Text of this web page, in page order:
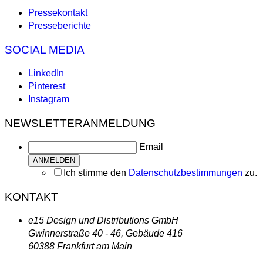
Pressekontakt
Presseberichte
SOCIAL MEDIA
LinkedIn
Pinterest
Instagram
NEWSLETTERANMELDUNG
Email
Ich stimme den Datenschutzbestimmungen zu.
KONTAKT
e15 Design und Distributions GmbH
Gwinnerstraße 40 - 46, Gebäude 416
60388 Frankfurt am Main